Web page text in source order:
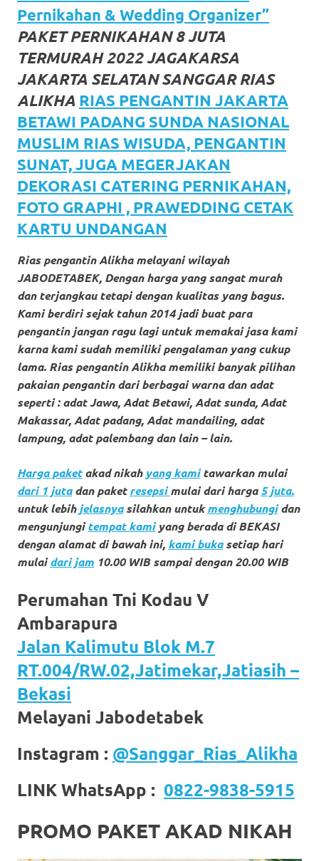
Hours
Online
replica
rolex.
Discover
More
Here
loanswatches.com
Wiht
80%
Discount
replica
watches.
click
fake
watches.
Get
the
facts
https://www.stockswatches.com
https://
check
this
link
right
here
now
visit
Pernikahan & Wedding Organizer”
PAKET PERNIKAHAN 8 JUTA
TERMURAH 2022 JAGAKARSA
JAKARTA SELATAN SANGGAR RIAS
ALIKHA RIAS PENGANTIN JAKARTA
BETAWI PADANG SUNDA NASIONAL
MUSLIM RIAS WISUDA, PENGANTIN
SUNAT, JUGA MEGERJAKAN
DEKORASI CATERING PERNIKAHAN,
FOTO GRAPHI , PRAWEDDING CETAK
KARTU UNDANGAN
Rias pengantin Alikha melayani wilayah
JABODETABEK, Dengan harga yang sangat murah
dan terjangkau tetapi dengan kualitas yang bagus.
Kami berdiri sejak tahun 2014 jadi buat para
pengantin jangan ragu lagi untuk memakai jasa kami
karna kami sudah memiliki pengalaman yang cukup
lama. Rias pengantin Alikha memiliki banyak pilihan
pakaian pengantin dari berbagai warna dan adat
seperti : adat Jawa, Adat Betawi, Adat sunda, Adat
Makassar, Adat padang, Adat mandailing, adat
lampung, adat palembang dan lain – lain.
Harga paketakad nikah yang kamitawarkan mulai
dari 1 jutadan paketresepsimulai dari harga5 juta.
untuk lebihjelasnyasilahkan untukmenghubungidan
mengunjungitempat kamiyang berada di BEKASI
dengan alamat di bawah ini, kami bukasetiap hari
mulaidari jam 10.00 WIB sampai dengan 20.00 WIB
Perumahan Tni Kodau V
Ambarapura
Jalan Kalimutu Blok M.7
RT.004/RW.02,Jatimekar,Jatiasih –
Bekasi
Melayani Jabodetabek
Instagram : @Sanggar_Rias_Alikha
LINK WhatsApp : 0822-9838-5915
PROMO PAKET AKAD NIKAH